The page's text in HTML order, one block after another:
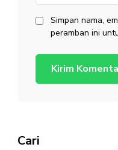
Simpan nama,
peramban ini
Cari